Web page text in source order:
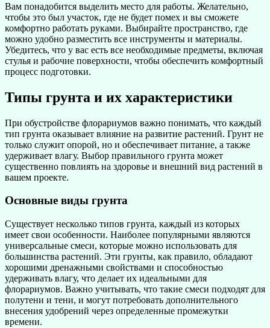
Вам понадобится выделить место для работы. Желательно,
чтобы это был участок, где не будет помех и вы сможете
комфортно работать руками. Выбирайте пространство, где
можно удобно разместить все инструменты и материалы.
Убедитесь, что у вас есть все необходимые предметы, включая
стулья и рабочие поверхности, чтобы обеспечить комфортный
процесс подготовки.
Типы грунта и их характеристики
При обустройстве флорариумов важно понимать, что каждый
тип грунта оказывает влияние на развитие растений. Грунт не
только служит опорой, но и обеспечивает питание, а также
удерживает влагу. Выбор правильного грунта может
существенно повлиять на здоровье и внешний вид растений в
вашем проекте.
Основные виды грунта
Существует несколько типов грунта, каждый из которых
имеет свои особенности. Наиболее популярными являются
универсальные смеси, которые можно использовать для
большинства растений. Эти грунты, как правило, обладают
хорошими дренажными свойствами и способностью
удерживать влагу, что делает их идеальными для
флорариумов. Важно учитывать, что такие смеси подходят для
полутени и тени, и могут потребовать дополнительного
внесения удобрений через определенные промежутки
времени.